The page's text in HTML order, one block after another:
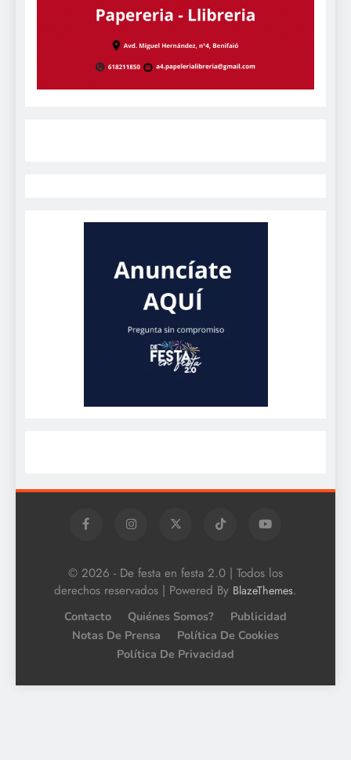
© 2026 - De festa en festa 2.0 | Todos los
derechos reservados | Powered By BlazeThemes.
Contacto Quiénes Somos?
Publicidad
Notas De Prensa
Política De Cookies
Política De Privacidad